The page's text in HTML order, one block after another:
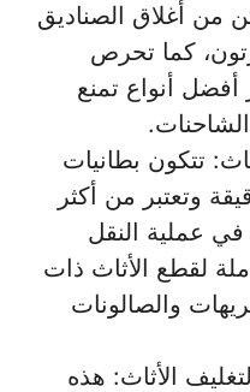
من أغلاق الصناديق
كما تحرص
أنواع تمنع
تتكون بطانيات
وتعتبر من أكثر
في عملية النقل
لقطع الأثاث ذات
والصالونات
الأثاث: هذه